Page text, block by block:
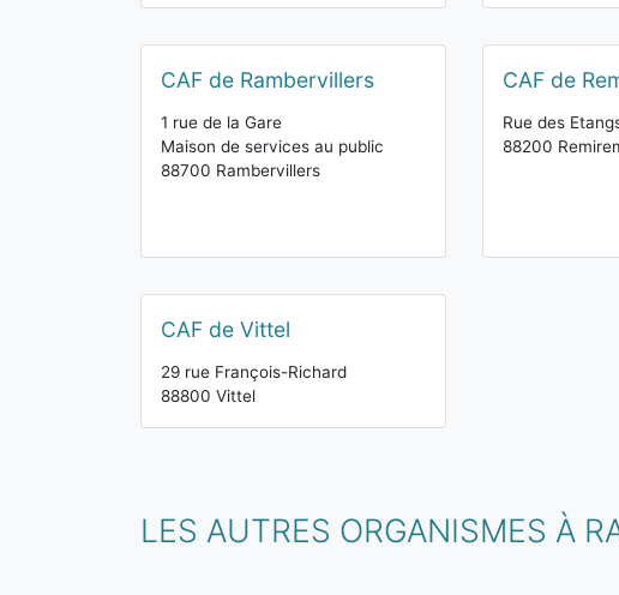
CAF de Rambervillers
1 rue de la Gare
Maison de services au public
88700 Rambervillers
CAF de
Rue des
88200
CAF de Vittel
29 rue François-Richard
88800 Vittel
LES AUTRES ORGANISMES À